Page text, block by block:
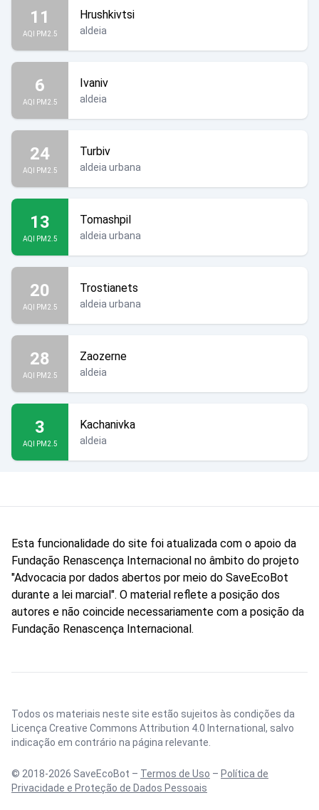
11
AQI PM2.5
Hrushkivtsi
aldeia
6
AQI PM2.5
Ivaniv
aldeia
24
AQI PM2.5
Turbiv
aldeia urbana
13
AQI PM2.5
Tomashpil
aldeia urbana
20
AQI PM2.5
Trostianets
aldeia urbana
28
AQI PM2.5
Zaozerne
aldeia
3
AQI PM2.5
Kachanivka
aldeia
Esta funcionalidade do site foi atualizada com o apoio da
Fundação Renascença Internacional no âmbito do projeto
"Advocacia por dados abertos por meio do SaveEcoBot
durante a lei marcial". O material reflete a posição dos
autores e não coincide necessariamente com a posição da
Fundação Renascença Internacional.
Todos os materiais neste site estão sujeitos às condições da
Licença Creative Commons Attribution 4.0 International , salvo
indicação em contrário na página relevante.
© 2018-2026 SaveEcoBot – Termos de Uso – Política de
Privacidade e Proteção de Dados Pessoais